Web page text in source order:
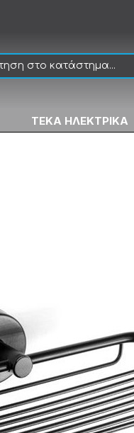
ΤΕΚΑ ΗΛΕΚΤΡΙΚΑ